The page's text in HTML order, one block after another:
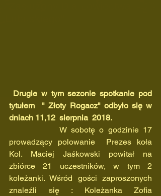
Drugie w tym sezonie spotkanie pod
tytułem  " Złoty Rogacz" odbyło się w
dniach 11,12  sierpnia  2018.
prowadzący polowanie  Prezes koła
Kol. Maciej Jaśkowski powitał na
zbiórce 21 uczestników, w tym 2
koleżanki. Wśród gości zaproszonych
znaleźli się : Koleżanka Zofia